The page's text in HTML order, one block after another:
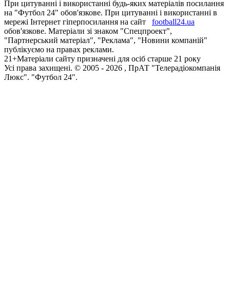
При цитуванні і використанні будь-яких матеріалів посилання
на "Футбол 24" обов'язкове. При цитуванні і використанні в
мережі Інтернет гіперпосилання на сайт
football24.ua
обов'язкове. Матеріали зі знаком "Спецпроект",
"Партнерський матеріал", "Реклама", "Новини компаній"
публікуємо на правах реклами.
21+Матеріали сайту призначені для осіб старше 21 року
Усi права захищенi. © 2005 - 2026 , ПрАТ "Телерадіокомпанія
Люкс". "Футбол 24".